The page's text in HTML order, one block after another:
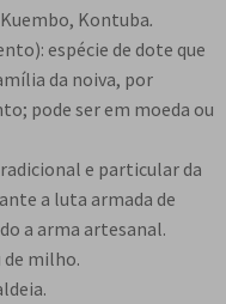
Kontuba.
espécie de dote que
da noiva, por
pode ser em moeda ou
e particular da
a luta armada de
a arma artesanal.
de milho.